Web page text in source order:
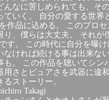
んなに苦しめられても、そ
ていく。 自分の愛する世界
作品に込める。 このプロ
り、僕らは大丈夫。 それが
す。 この時代に自分を曝
なければ続ける事は出来な
も。 この作品を聴いてシン
用さとピュアさを武器に違
るストーリー。
Takagi